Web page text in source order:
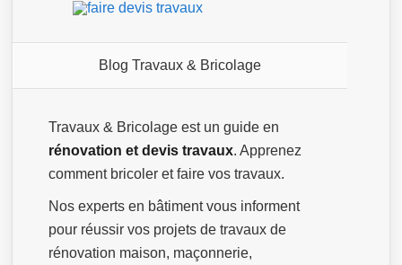
Blog Travaux & Bricolage
Travaux & Bricolage est un guide en
rénovation et devis travaux. Apprenez
comment bricoler et faire vos travaux.
Nos experts en bâtiment vous informent
pour réussir vos projets de travaux de
rénovation maison, maçonnerie,